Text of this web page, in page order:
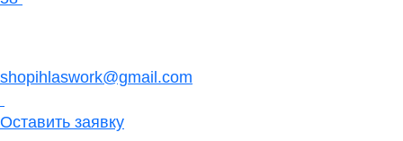
shopihlaswork@gmail.com
Оставить заявку